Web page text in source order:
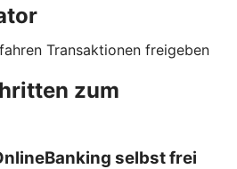
Transaktionen freigeben
zum
selbst frei